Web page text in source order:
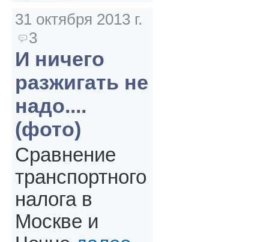
31 октября 2013 г.
3
И ничего
разжигать не
надо....
(фото)
Сравнение
транспортного
налога в
Москве и